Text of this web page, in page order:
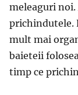
meleaguri noi.
prichindutele.
mult mai
baieteii
timp ce